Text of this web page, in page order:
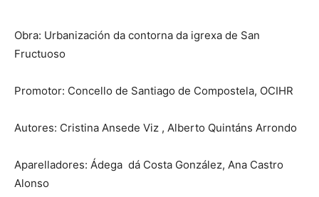
Obra: Urbanización da contorna da igrexa de San
Fructuoso
Promotor: Concello de Santiago de Compostela, OCIHR
Autores: Cristina Ansede Viz , Alberto Quintáns Arrondo
Aparelladores: Ádega dá Costa González, Ana Castro
Alonso